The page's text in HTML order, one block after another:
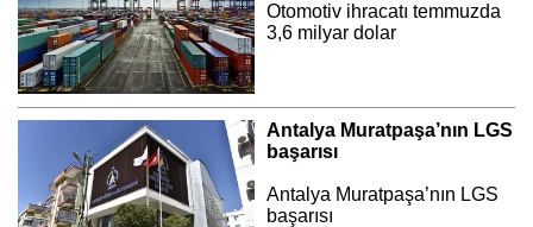
Otomotiv ihracatı temmuzda
3,6 milyar dolar
Antalya Muratpaşa’nın LGS
başarısı
Antalya Muratpaşa’nın LGS
başarısı